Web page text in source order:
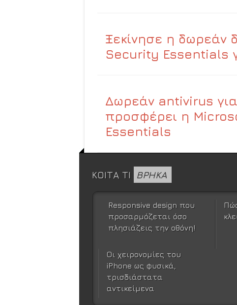
Ξεκίνησε η δωρεάν
Security Essentials
Δωρεάν antivirus για
προσφέρει η
Essentials
ΚΟΙΤΑ ΤΙ ΒΡΗΚΑ
Responsive design που
προσαρμόζεται όσο
πλησιάζεις την οθόνη!
Οι χειρονομίες του
iPhone ως φυσικά,
τρισδιάστατα
αντικείμενα